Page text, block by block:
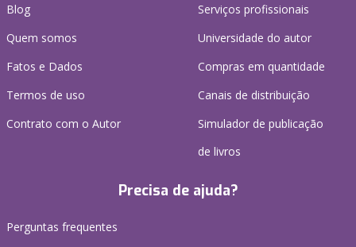
Blog
Quem somos
Fatos e Dados
Termos de uso
Contrato com o Autor
Serviços profissionais
Universidade do autor
Compras em quantidade
Canais de distribuição
Simulador de publicação
de livros
Precisa de ajuda?
Perguntas frequentes